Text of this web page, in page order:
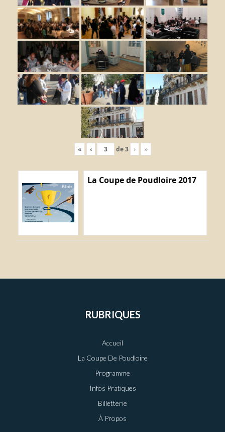
« ‹ de3 › »
La Coupe de Poudloire 2017
RUBRIQUES
Accueil
La Coupe De Poudloire
Programme
Infos Pratiques
Billetterie
À Propos